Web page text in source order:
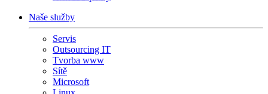
Naše služby
Servis
Outsourcing IT
Tvorba www
Sítě
Microsoft